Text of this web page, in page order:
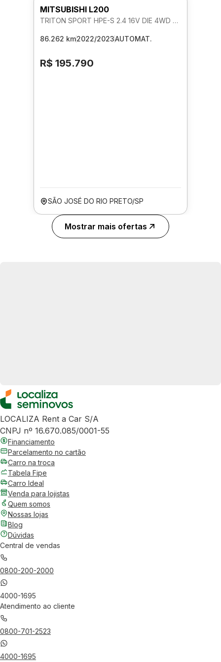
MITSUBISHI L200
TRITON SPORT HPE-S 2.4 16V DIE 4WD AUTOMATICO
86.262 km2022/2023AUTOMAT.
R$ 195.790
SÃO JOSÉ DO RIO PRETO/SP
Mostrar mais ofertas
LOCALIZA Rent a Car S/A
CNPJ nº 16.670.085/0001-55
Financiamento
Parcelamento no cartão
Carro na troca
Tabela Fipe
Carro Ideal
Venda para lojistas
Quem somos
Nossas lojas
Blog
Dúvidas
Central de vendas
0800-200-2000
4000-1695
Atendimento ao cliente
0800-701-2523
4000-1695